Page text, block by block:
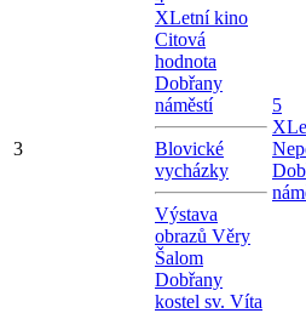
3
XLetní kino
Citová
hodnota
Dobřany
náměstí
Blovické
vycházky
Výstava
obrazů Věry
Šalom
Dobřany
kostel sv. Víta
5
X